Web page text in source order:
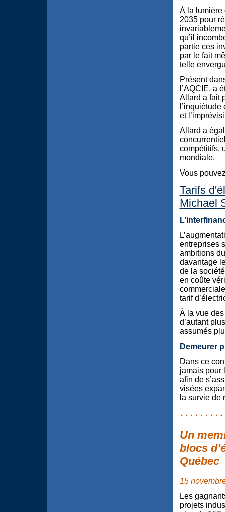
À la lumière
2035 pour
qu’il
partie ces
par le fait
telle
Présent
l’AQCIE, a
Allard a fait
et
Allard a
compétitifs,
mondiale.
Vous
Tarifs
Michael
entreprises
ambitions
davantage
de la
en coûte
tarif
À la vue
d’autant
assumés
Demeurer
Dans ce
jamais pour
afin de
visées
la survie de
Un
blocs
Québec
15
Les
projets